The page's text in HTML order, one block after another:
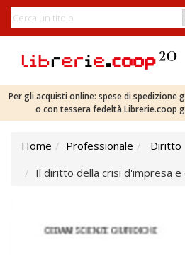
Per gli acquisti online: spese di spedizione
o con tessera fedeltà Librerie.coop
Home Professionale
Diritto
Il diritto della crisi d'impresa e